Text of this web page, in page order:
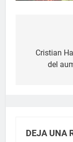
Cristian
del
DEJA UNA